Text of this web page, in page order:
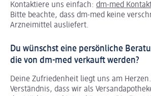
Kontaktiere uns einfach: dm-med
Bitte beachte, dass dm-med keine
Arzneimittel ausliefert.
Du wünschst eine persönliche
die von dm-med verkauft werden?
Deine Zufriedenheit liegt uns am
Verständnis, dass wir als